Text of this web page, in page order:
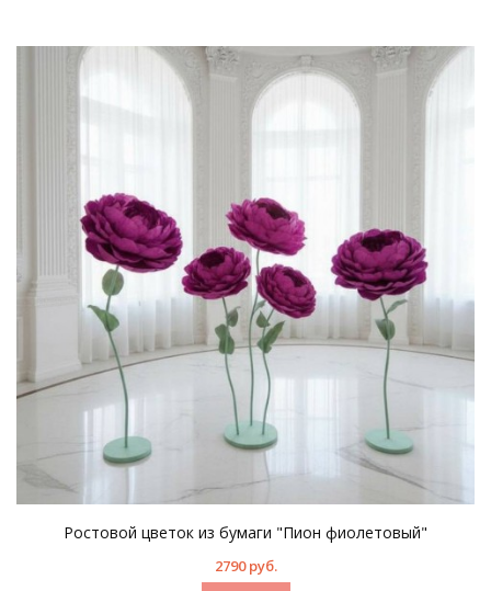
Ростовой цветок из бумаги "Пион фиолетовый"
2790 руб.